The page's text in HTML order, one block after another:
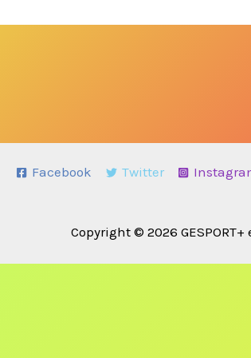
Facebook Twitter
Copyright © 2026 GESPORT+